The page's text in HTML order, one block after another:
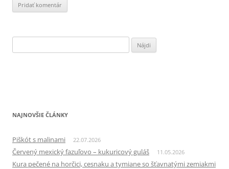
NAJNOVŠIE ČLÁNKY
Piškót s malinami 22.07.2026
Červený mexický fazuľovo – kukuricový guláš 11.05.2026
Kura pečené na horčici, cesnaku a tymiane so šťavnatými zemiakmi